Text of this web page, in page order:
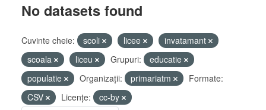
No datasets found
Cuvinte cheie: scoli licee
invatamant
scoala
liceu Grupuri:
educatie
populatie
Organizații: primariatm
Formate:
CSV
Licenţe:
cc-by